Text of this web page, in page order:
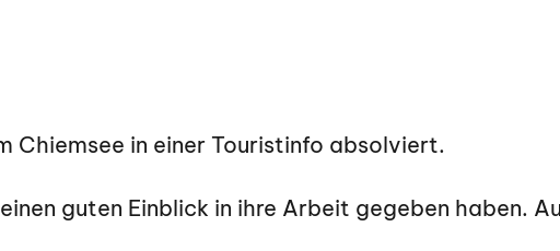
Chiemsee in einer Touristinfo absolviert.
guten Einblick in ihre Arbeit gegeben haben.